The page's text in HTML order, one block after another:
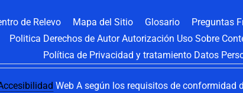
de Relevo Mapa del Sitio Glosario Preguntas
Politica Derechos de Autor Autorización Uso Sobre
Política de Privacidad y tratamiento Datos
Web A según los requisitos de conformidad